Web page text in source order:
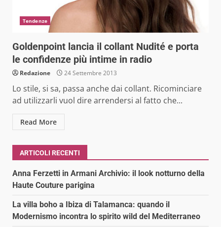
Tendenze
Goldenpoint lancia il collant Nudité e porta
le confidenze più intime in radio
Redazione 24 Settembre 2013
Lo stile, si sa, passa anche dai collant. Ricominciare
ad utilizzarli vuol dire arrendersi al fatto che...
Read More
ARTICOLI RECENTI
Anna Ferzetti in Armani Archivio: il look notturno della
Haute Couture parigina
La villa boho a Ibiza di Talamanca: quando il
Modernismo incontra lo spirito wild del Mediterraneo